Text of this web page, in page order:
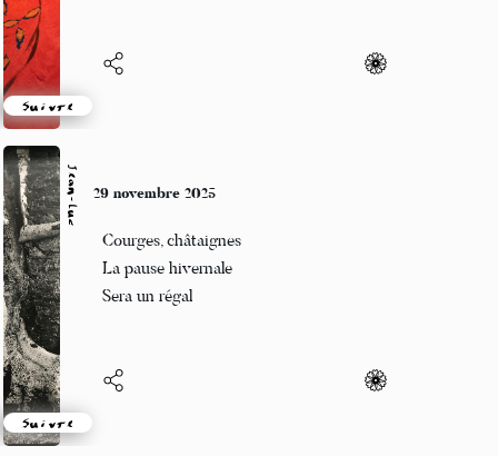
Suivre
Jean-Luc
Suivre
Courges, châtaignes
La pause hivernale